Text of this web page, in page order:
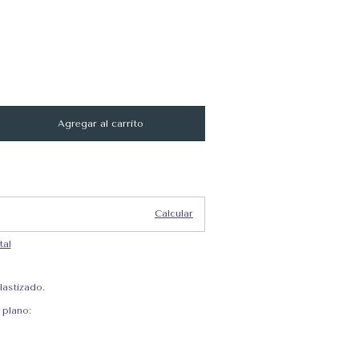
Calcular